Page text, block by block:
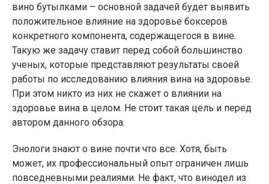
вино бутылками – основной задачей будет выявить
положительное влияние на здоровье боксеров
конкретного компонента, содержащегося в вине.
Такую же задачу ставит перед собой большинство
ученых, которые представляют результаты своей
работы по исследованию влияния вина на здоровье.
При этом никто из них не скажет о влиянии на
здоровье вина в целом. Не стоит такая цель и перед
автором данного обзора.
Энологи знают о вине почти что все. Хотя, быть
может, их профессиональный опыт ограничен лишь
повседневными реалиями. Не факт, что винодел из